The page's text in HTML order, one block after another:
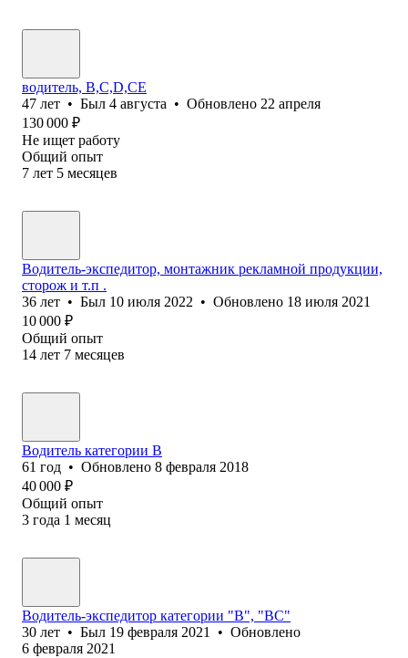
водитель, B,C,D,CE
47 лет • Был 4 августа • Обновлено 22 апреля
130 000 ₽
Не ищет работу
Общий опыт
7 лет 5 месяцев
Водитель-экспедитор, монтажник рекламной продукции,
сторож и т.п .
36 лет • Был 10 июля 2022 • Обновлено 18 июля 2021
10 000 ₽
Общий опыт
14 лет 7 месяцев
Водитель категории В
61 год • Обновлено 8 февраля 2018
40 000 ₽
Общий опыт
3 года 1 месяц
Водитель-экспедитор категории "В", "ВС"
30 лет • Был 19 февраля 2021 • Обновлено
6 февраля 2021